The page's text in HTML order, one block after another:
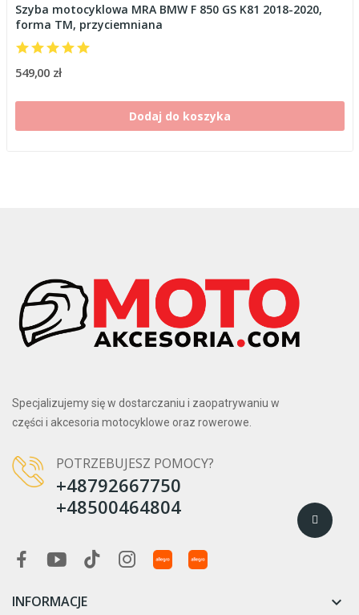
Szyba motocyklowa MRA BMW F 850 GS K81 2018-2020,
forma TM, przyciemniana
549,00 zł
Dodaj do koszyka
Specjalizujemy się w dostarczaniu i zaopatrywaniu w
części i akcesoria motocyklowe oraz rowerowe.
POTRZEBUJESZ POMOCY?
+48792667750
+48500464804
INFORMACJE 